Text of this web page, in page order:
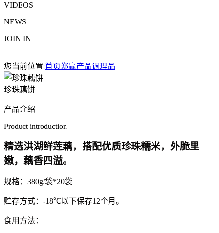
VIDEOS
NEWS
JOIN IN
您当前位置:首页郑赢产品调理品
珍珠藕饼
产品介绍
Product introduction
精选洪湖鲜莲藕，搭配优质珍珠糯米，外脆里
嫩，藕香四溢。
规格：380g/袋*20袋
贮存方式：-18℃以下保存12个月。
食用方法：